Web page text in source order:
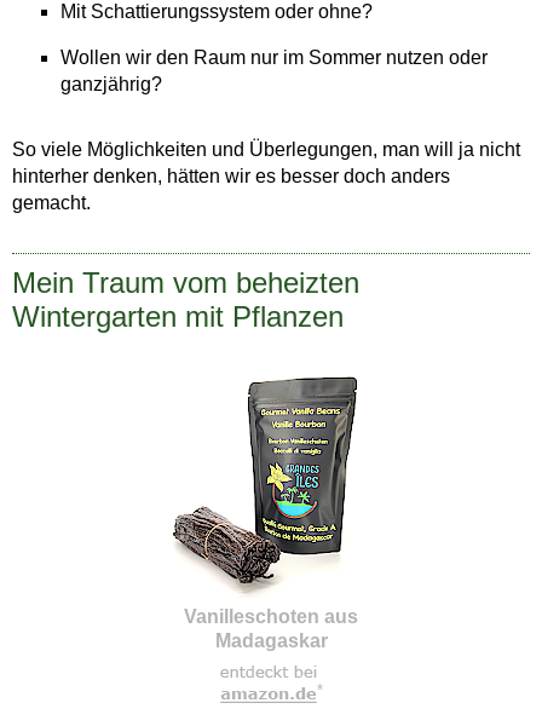
Mit Schattierungssystem oder ohne?
Wollen wir den Raum nur im Sommer nutzen oder
ganzjährig?
So viele Möglichkeiten und Überlegungen, man will ja nicht
hinterher denken, hätten wir es besser doch anders
gemacht.
Mein Traum vom beheizten
Wintergarten mit Pflanzen
Vanilleschoten aus
Madagaskar
*